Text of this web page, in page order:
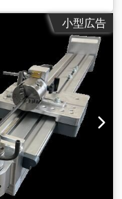
寸法（幅×高さ×奥
パワー。 丸管：
平アイロン：
納品範囲
ロールセット 付属品
ルパネル、取扱説明
スチックローラーの
ット
小型広告